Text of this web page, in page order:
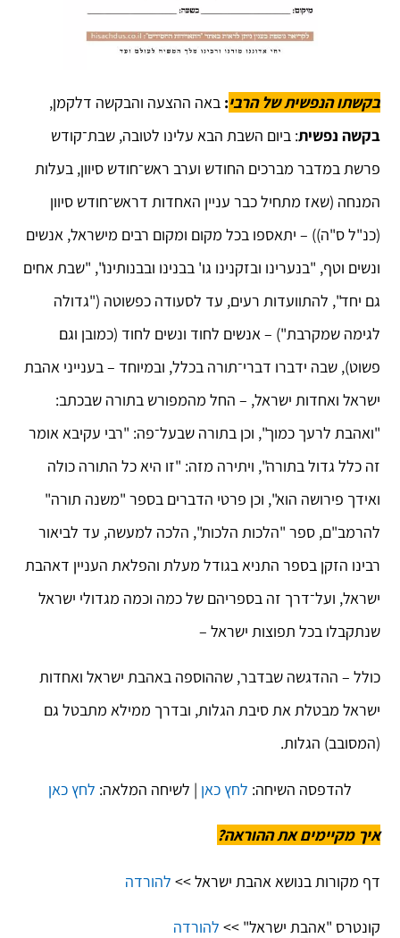
בקשתו הנפשית של הרבי: באה ההצעה והבקשה דלקמן,
בקשה נפשית: ביום השבת הבא עלינו לטובה, שבת־קודש
פרשת במדבר מברכים החודש וערב ראש־חודש סיוון, בעלות
המנחה (שאז מתחיל כבר עניין האחדות דראש־חודש סיוון
(כנ"ל ס"ה)) – יתאספו בכל מקום ומקום רבים מישראל, אנשים
ונשים וטף, "בנערינו ובזקנינו גו' בבנינו ובבנותינו", "שבת אחים
גם יחד", להתוועדות רעים, עד לסעודה כפשוטה ("גדולה
לגימה שמקרבת") – אנשים לחוד ונשים לחוד (כמובן וגם
פשוט), שבה ידברו דברי־תורה בכלל, ובמיוחד – בענייני אהבת
ישראל ואחדות ישראל, – החל מהמפורש בתורה שבכתב:
"ואהבת לרעך כמוך", וכן בתורה שבעל־פה: "רבי עקיבא אומר
זה כלל גדול בתורה", ויתירה מזה: "זו היא כל התורה כולה
ואידך פירושה הוא", וכן פרטי הדברים בספר "משנה תורה"
להרמב"ם, ספר "הלכות הלכות", הלכה למעשה, עד לביאור
רבינו הזקן בספר התניא בגודל מעלת והפלאת העניין דאהבת
ישראל, ועל־דרך זה בספריהם של כמה וכמה מגדולי ישראל
שנתקבלו בכל תפוצות ישראל –
כולל – ההדגשה שבדבר, שההוספה באהבת ישראל ואחדות
ישראל מבטלת את סיבת הגלות, ובדרך ממילא מתבטל גם
(המסובב) הגלות.
להדפסה השיחה: לחץ כאן | לשיחה המלאה: לחץ כאן
איך מקיימים את ההוראה?
דף מקורות בנושא אהבת ישראל >> להורדה
קונטרס "אהבת ישראל" >> להורדה